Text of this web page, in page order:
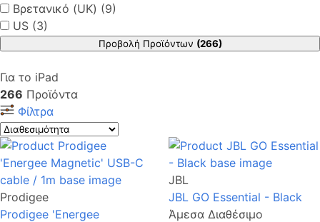
Βρετανικό (UK) (9)
US (3)
Προβολή Προϊόντων (266)
Για το iPad
266 Προϊόντα
Φίλτρα
Prodigee
Prodigee 'Energee
JBL
JBL GO Essential - Black
Άμεσα Διαθέσιμο